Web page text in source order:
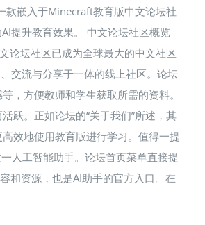
款嵌入于Minecraft教育版中文论坛社
提升教育效果。 中文论坛社区概览
论坛社区已成为全球最大的中文社区
交流与分享于一体的线上社区。论坛
，方便教师和学生获取所需的资料。
跃。正如论坛的“关于我们”所述，其
效地使用教育版进行学习。值得一提
人工智能助手。论坛首页菜单直接提
和资源，也是AI助手的官方入口。在